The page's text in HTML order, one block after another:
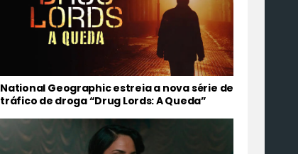
National Geographic estreia a nova série de
tráfico de droga “Drug Lords: A Queda”